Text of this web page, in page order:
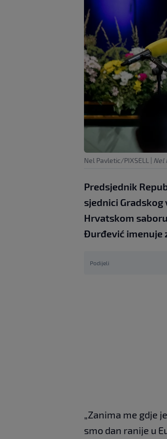
Nel Pavletic/PIXSELL | Nel
Predsjednik
sjednici Gradskog
Hrvatskom
Đurđević imenuje
Podijeli
„Zanima me gdje
smo dan ranije u